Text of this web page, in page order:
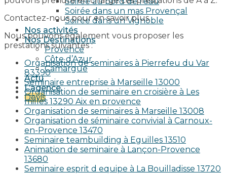
Soirée dans un mas Provençal
Soirée dans un Vignoble
Nos activités
Nos Destinations
Provence
Côte d’Azur
Camargue
Actu
L’agence
Devis
Contactez-nous pour en savoir plus.
Nous pouvons également vous proposer les
prestations suivantes :
Organisation de seminaires à Pierrefeu du Var
83390
Seminaire entreprise à Marseille 13000
Organisation de seminaire en croisière à Les
milles 13290 Aix en provence​
Organisation de seminaires à Marseille 13008
Organisation de séminaire convivial à Carnoux-
en-Provence 13470
Seminaire teambuilding à Eguilles 13510
Animation de seminaire à Lançon-Provence
13680
Seminaire esprit d equipe à La Bouilladisse 13720